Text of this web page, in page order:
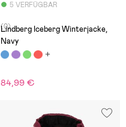
5 VERFÜGBAR
(0)
Lindberg Iceberg Winterjacke,
Navy
84,99 €